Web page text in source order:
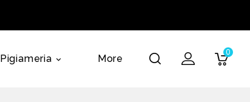

Pigiameria More
0